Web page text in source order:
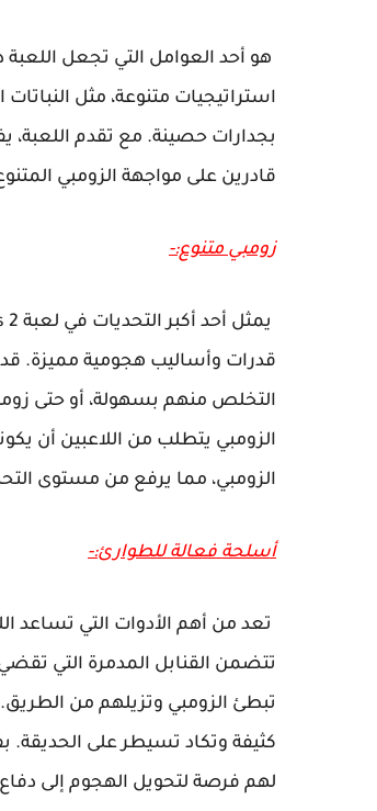
هو أحد العوامل التي تجعل
استراتيجيات متنوعة، مثل
بجدارات حصينة. مع تقدم اللعبة،
قادرين على مواجهة الزومبي
زومبي متنوع:-
قدرات وأساليب هجومية مميزة.
التخلص منهم بسهولة، أو حتى
الزومبي يتطلب من اللاعبين أن
الزومبي، مما يرفع من مستوى
أسلحة فعالة للطوارئ:-
تتضمن القنابل المدمرة التي
تبطئ الزومبي وتزيلهم من
كثيفة وتكاد تسيطر على الحديقة.
لهم فرصة لتحويل الهجوم إلى